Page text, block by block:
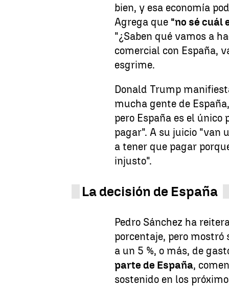
bien, y esa economía
Agrega que "no sé cuál
"¿Saben qué vamos a
comercial con España,
esgrime.
Donald Trump
mucha gente de
pero España es el único
pagar". A su juicio "van
a tener que pagar
injusto".
La decisión de España
Pedro Sánchez ha
porcentaje, pero mostró
a un 5 %, o más, de
parte de España,
sostenido en los